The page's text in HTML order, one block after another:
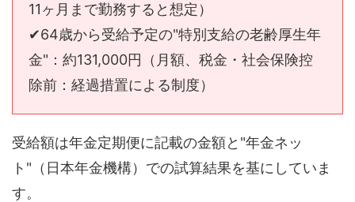
11ヶ月まで勤務すると想定）
✔︎64歳から受給予定の"特別支給の老齢厚生年
金"：約131,000円（月額、税金・社会保険控
除前：経過措置による制度）
受給額は年金定期便に記載の金額と"年金ネッ
ト"（日本年金機構）での試算結果を基にしていま
す。